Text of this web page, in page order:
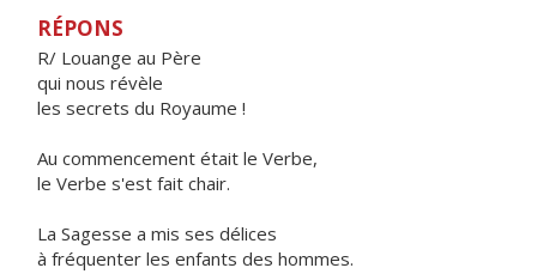
RÉPONS
R/ Louange au Père
qui nous révèle
les secrets du Royaume !
Au commencement était le Verbe,
le Verbe s'est fait chair.
La Sagesse a mis ses délices
à fréquenter les enfants des hommes.